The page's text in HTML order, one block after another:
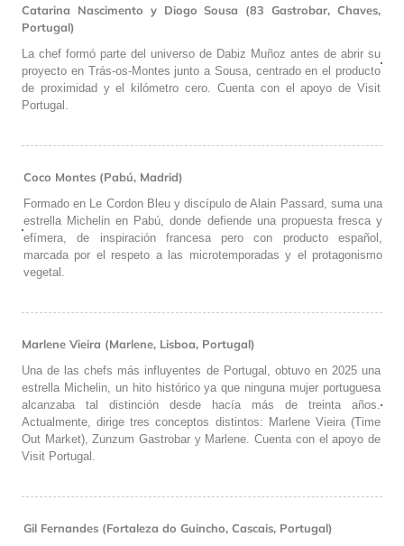
Catarina Nascimento y Diogo Sousa (83 Gastrobar, Chaves,
Portugal)
La chef formó parte del universo de Dabiz Muñoz antes de abrir su
proyecto en Trás-os-Montes junto a Sousa, centrado en el producto
de proximidad y el kilómetro cero. Cuenta con el apoyo de Visit
Portugal.
Coco Montes (Pabú, Madrid)
Formado en Le Cordon Bleu y discípulo de Alain Passard, suma una
estrella Michelin en Pabú, donde defiende una propuesta fresca y
efímera, de inspiración francesa pero con producto español,
marcada por el respeto a las microtemporadas y el protagonismo
vegetal.
Marlene Vieira (Marlene, Lisboa, Portugal)
Una de las chefs más influyentes de Portugal, obtuvo en 2025 una
estrella Michelin, un hito histórico ya que ninguna mujer portuguesa
alcanzaba tal distinción desde hacía más de treinta años.
Actualmente, dirige tres conceptos distintos: Marlene Vieira (Time
Out Market), Zunzum Gastrobar y Marlene. Cuenta con el apoyo de
Visit Portugal.
Gil Fernandes (Fortaleza do Guincho, Cascais, Portugal)